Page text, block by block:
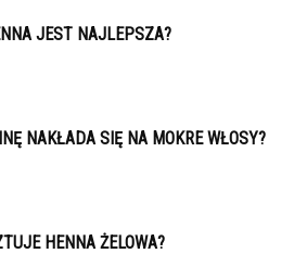
JEST NAJLEPSZA?
NAKŁADA SIĘ NA MOKRE WŁOSY?
HENNA ŻELOWA?